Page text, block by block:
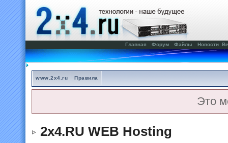
Главная Форум Файлы Новости
www.2x4.ru Правила
Это
2x4.RU WEB Hosting